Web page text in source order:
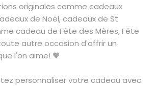
originales comme cadeaux
de Noël, cadeaux de St
cadeau de Fête des Mères, Fête
autre occasion d'offrir un
l'on aime! 🧡
personnaliser votre cadeau avec